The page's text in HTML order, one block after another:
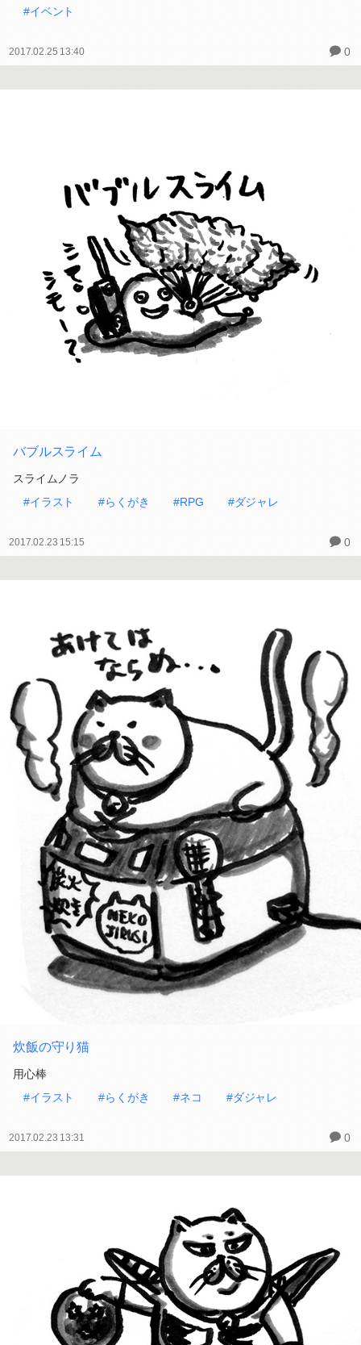
#イベント
2017.02.25 13:40 0
バブルスライム
スライムノラ
#イラスト
#らくがき #RPG #ダジャレ
2017.02.23 15:15 0
炊飯の守り猫
用心棒
#イラスト
#らくがき #ネコ #ダジャレ
2017.02.23 13:31 0